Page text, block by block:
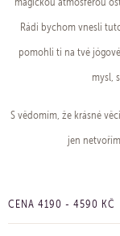
Rádi bychom vnesli
pomohli ti na tvé
mysl,
S vědomím, že krásné
jen
CENA 4190 - 4590 KČ